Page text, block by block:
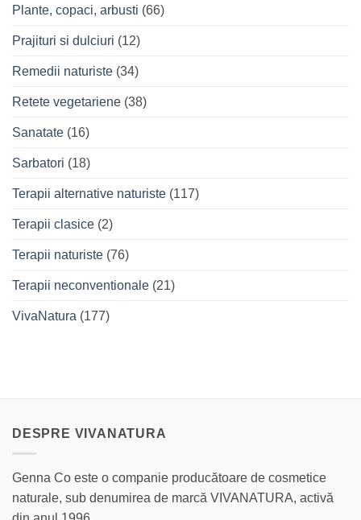
Plante, copaci, arbusti (66)
Prajituri si dulciuri (12)
Remedii naturiste (34)
Retete vegetariene (38)
Sanatate (16)
Sarbatori (18)
Terapii alternative naturiste (117)
Terapii clasice (2)
Terapii naturiste (76)
Terapii neconventionale (21)
VivaNatura (177)
DESPRE VIVANATURA
Genna Co este o companie producătoare de cosmetice
naturale, sub denumirea de marcă VIVANATURA, activă